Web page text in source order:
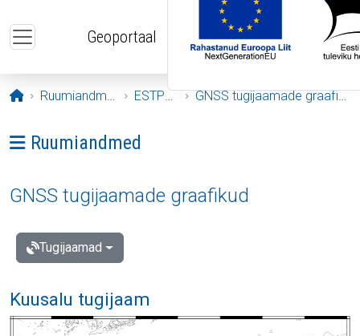
Geoportaal
Avaleht
Ruumiandmed ESTPOS GNSS tugijaamade graafikud
Ava menüü: Ruumiandmed
Ruumiandmed
GNSS tugijaamade graafikud
Tugijaamad
Kuusalu tugijaam